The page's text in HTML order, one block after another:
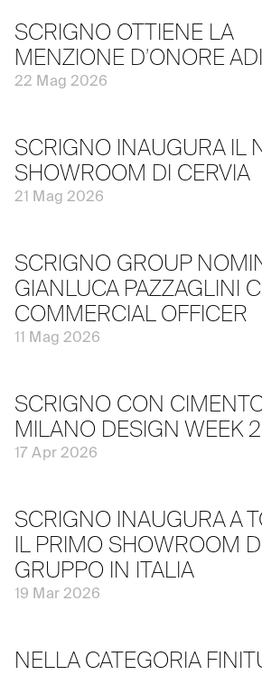
SCRIGNO OTTIENE LA
MENZIONE D’ONORE ADI
22 Mag 2026
SCRIGNO INAUGURA IL
SHOWROOM DI CERVIA
21 Mag 2026
SCRIGNO GROUP
GIANLUCA PAZZAGLINI
COMMERCIAL OFFICER
11 Mag 2026
SCRIGNO CON
MILANO DESIGN WEEK
17 Apr 2026
SCRIGNO INAUGURA A
IL PRIMO SHOWROOM
GRUPPO IN ITALIA
19 Mar 2026
NELLA CATEGORIA